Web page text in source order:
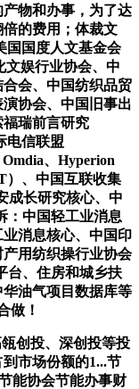
物和办事，为了达
的费用；体裁文
国国度人文基金会
文娱行业协会、中
会、中国纺织品贸
协会、中国旧事出
瑞前言研究
电信联盟
、Hyperion
）、中国互联收集
成长研究核心、中
：中国轻工业消息
消息核心、中国印
用纺织操行业协会
台、住房和城乡扶
油气项目数据库等
做！
创投、深创投等投
市场份额的1...节
能协会节能办事财